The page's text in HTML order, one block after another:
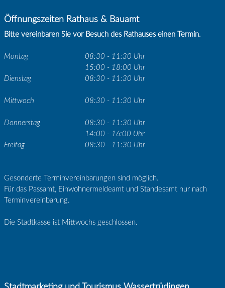
Öffnungszeiten Rathaus & Bauamt
Bitte vereinbaren Sie vor Besuch des Rathauses einen Termin.
Montag
08:30 - 11:30 Uhr
15:00 - 18:00 Uhr
Dienstag
08:30 - 11:30 Uhr
Mittwoch 08:30 - 11:30 Uhr
Donnerstag
08:30 - 11:30 Uhr
14:00 - 16:00 Uhr
Freitag
08:30 - 11:30 Uhr
Gesonderte Terminvereinbarungen sind möglich.
Für das Passamt, Einwohnermeldeamt und Standesamt nur nach
Terminvereinbarung.
Die Stadtkasse ist Mittwochs geschlossen.